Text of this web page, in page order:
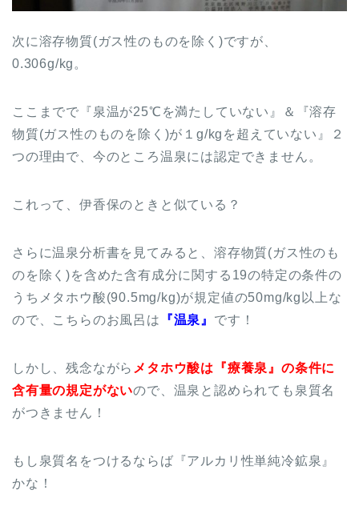
次に溶存物質(ガス性のものを除く)ですが、
0.306g/kg。
ここまでで『泉温が25℃を満たしていない』＆『溶存
物質(ガス性のものを除く)が１g/kgを超えていない』２
つの理由で、今のところ温泉には認定できません。
これって、伊香保のときと似ている？
さらに温泉分析書を見てみると、溶存物質(ガス性のも
のを除く)を含めた含有成分に関する19の特定の条件の
うちメタホウ酸(90.5mg/kg)が規定値の50mg/kg以上な
ので、こちらのお風呂は
『温泉』 です！
しかし、残念ながら メタホウ酸は『療養泉』の条件に
含有量の規定がないので、温泉と認められても泉質名
がつきません！
もし泉質名をつけるならば『アルカリ性単純冷鉱泉』
かな！